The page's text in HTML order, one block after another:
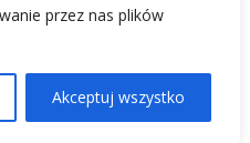
przez nas plików
Akceptuj wszystko